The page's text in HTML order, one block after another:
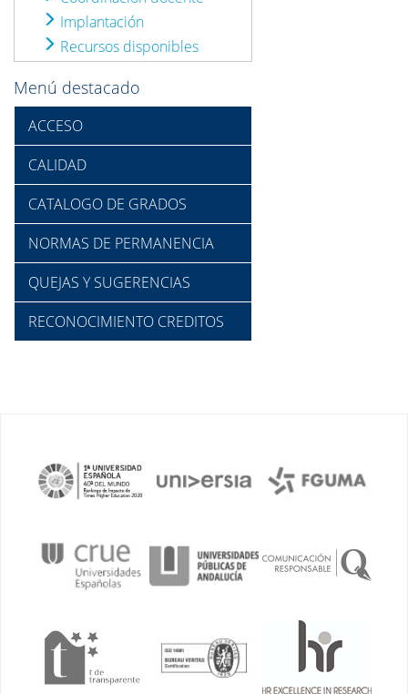
Implantación
Recursos disponibles
Menú destacado
ACCESO
CALIDAD
CATALOGO DE GRADOS
NORMAS DE PERMANENCIA
QUEJAS Y SUGERENCIAS
RECONOCIMIENTO CREDITOS